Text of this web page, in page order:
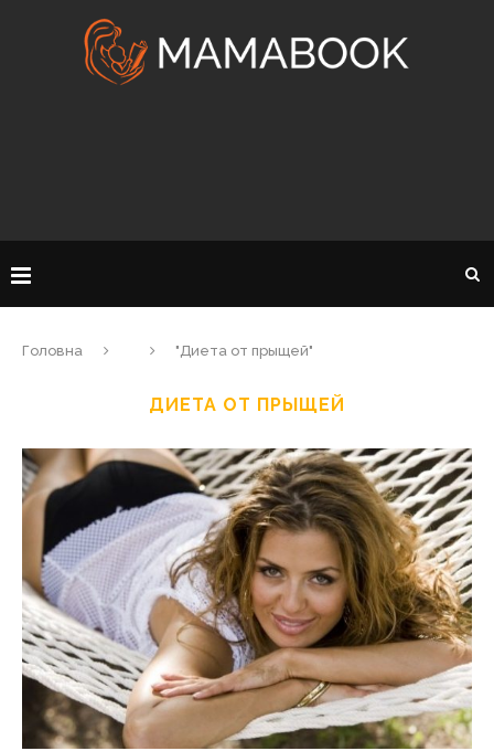
Головна "Диета от прыщей"
ДИЕТА ОТ ПРЫЩЕЙ